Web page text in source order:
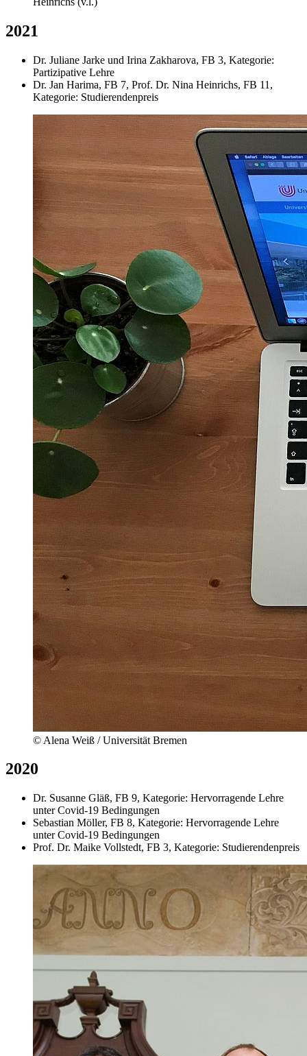
2021
Dr. Juliane Jarke und Irina Zakharova, FB 3, Kategorie:
Partizipative Lehre
Dr. Jan Harima, FB 7, Prof. Dr. Nina Heinrichs, FB 11,
Kategorie: Studierendenpreis
© Alena Weiß / Universität Bremen
2020
Dr. Susanne Gläß, FB 9, Kategorie: Hervorragende Lehre
unter Covid-19 Bedingungen
Sebastian Möller, FB 8, Kategorie: Hervorragende Lehre
unter Covid-19 Bedingungen
Prof. Dr. Maike Vollstedt, FB 3, Kategorie: Studierendenpreis